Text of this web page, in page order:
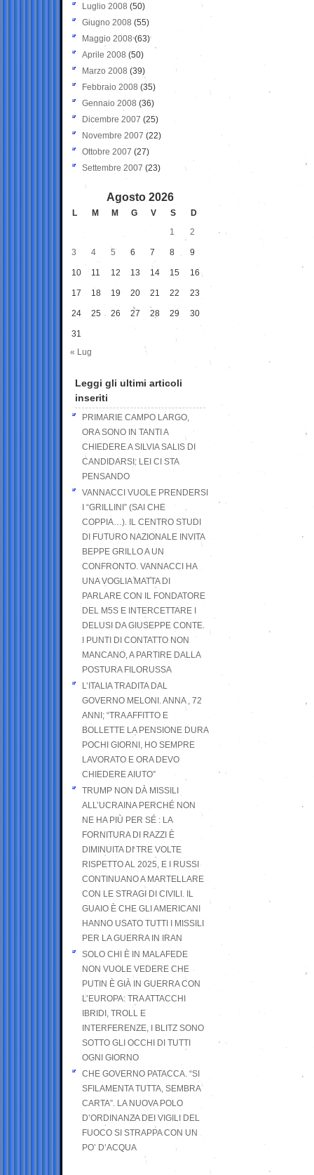
Luglio 2008 (50)
Giugno 2008 (55)
Maggio 2008(63)
Aprile 2008 (50)
Marzo 2008 (39)
Febbraio 2008 (35)
Gennaio 2008 (36)
Dicembre 2007 (25)
Novembre 2007 (22)
Ottobre 2007 (27)
Settembre 2007 (23)
Agosto 2026
L M M G V S
D
1
2
3 4 5 6 7 8 9
10 11 12 13 14 15 16
17 18 19 20 21 22 23
24 25 26 27 28 29 30
31
« Lug
Leggi gli ultimi articoli
inseriti
PRIMARIE CAMPO LARGO,
ORA SONO IN TANTI A
CHIEDERE A SILVIA SALIS DI
CANDIDARSI: LEI CI STA
PENSANDO
VANNACCI VUOLE PRENDERSI
I “GRILLINI” (SAI CHE
COPPIA…). IL CENTRO STUDI
DI FUTURO NAZIONALE INVITA
BEPPE GRILLO A UN
CONFRONTO. VANNACCI HA
UNA VOGLIA MATTA DI
PARLARE CON IL FONDATORE
DEL M5S E INTERCETTARE I
DELUSI DA GIUSEPPE CONTE.
I PUNTI DI CONTATTO NON
MANCANO, A PARTIRE DALLA
POSTURA FILORUSSA
L’ITALIA TRADITA DAL
GOVERNO MELONI. ANNA , 72
ANNI; “TRA AFFITTO E
BOLLETTE LA PENSIONE DURA
POCHI GIORNI, HO SEMPRE
LAVORATO E ORA DEVO
CHIEDERE AIUTO”
TRUMP NON DÀ MISSILI
ALL’UCRAINA PERCHÉ NON
NE HA PIÙ PER SÉ : LA
FORNITURA DI RAZZI È
DIMINUITA DI TRE VOLTE
RISPETTO AL 2025, E I RUSSI
CONTINUANO A MARTELLARE
CON LE STRAGI DI CIVILI. IL
GUAIO È CHE GLI AMERICANI
HANNO USATO TUTTI I MISSILI
PER LA GUERRA IN IRAN
SOLO CHI È IN MALAFEDE
NON VUOLE VEDERE CHE
PUTIN È GIÀ IN GUERRA CON
L’EUROPA: TRA ATTACCHI
IBRIDI, TROLL E
INTERFERENZE, I BLITZ SONO
SOTTO GLI OCCHI DI TUTTI
OGNI GIORNO
CHE GOVERNO PATACCA. “SI
SFILAMENTA TUTTA, SEMBRA
CARTA”. LA NUOVA POLO
D’ORDINANZA DEI VIGILI DEL
FUOCO SI STRAPPA CON UN
PO’ D’ACQUA